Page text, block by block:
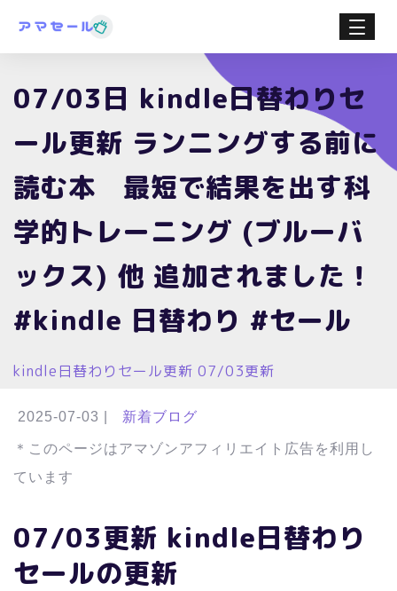
07/03日 kindle日替わりセ
ール更新 ランニングする前に
読む本 最短で結果を出す科
学的トレーニング (ブルーバ
ックス) 他 追加されました！
#kindle 日替わり #セール
kindle日替わりセール更新 07/03更新
2025-07-03 新着ブログ
＊このページはアマゾンアフィリエイト広告を利用し
ています
07/03更新 kindle日替わり
セールの更新